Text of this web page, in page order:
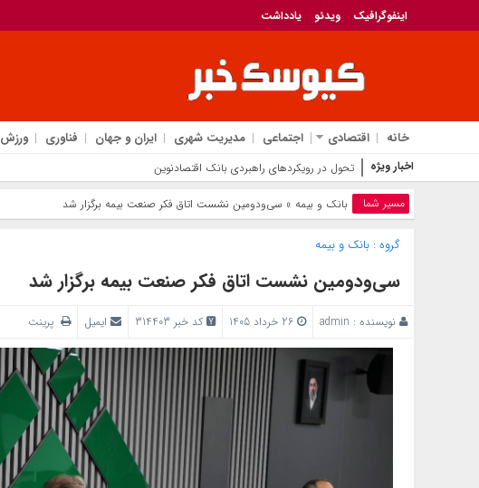
اینفوگرافیک ویدئو یادداشت
خانه اقتصادی اجتماعی مدیریت شهری ایران و جهان فناوری ورزش
اخبار ویژه تحول در رویکردهای راهبردی بانک اقتصادنوین
مسیر شما بانک‌ و بیمه » سی‌ودومین نشست اتاق فکر صنعت بیمه برگزار شد
گروه :بانک‌ و بیمه
سی‌ودومین نشست اتاق فکر صنعت بیمه برگزار شد
نویسنده : admin کد خبر 314403 ایمیل پرینت